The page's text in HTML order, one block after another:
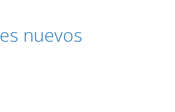
nuevos